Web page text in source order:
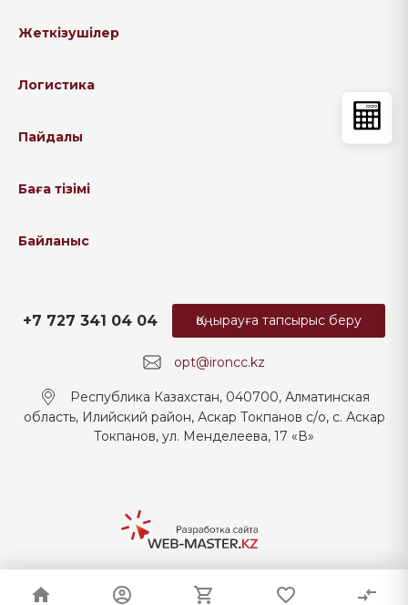
Жеткізушілер
Логистика
Пайдалы
Баға тізімі
Байланыс
opt@ironcc.kz
+7 727 341 04 04
Республика Казахстан, 040700, Алматинская
область, Илийский район, Аскар Токпанов с/о, с. Аскар
Токпанов, ул. Менделеева, 17 «В»
Қоңырауға тапсырыс беру
© 2026 IRON TRADE COMPANY